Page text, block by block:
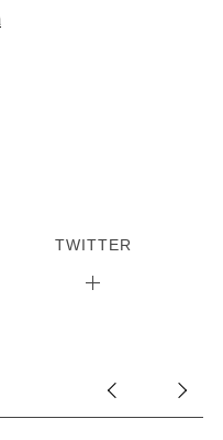
TWITTER